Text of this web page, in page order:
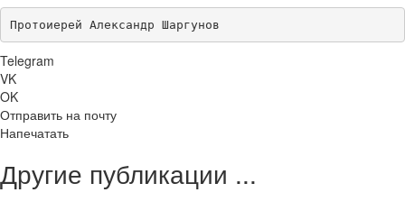
Протоиерей Александр Шаргунов
Telegram
VK
OK
Отправить на почту
Напечатать
Другие публикации ...